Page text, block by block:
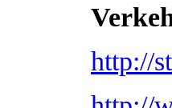
http://